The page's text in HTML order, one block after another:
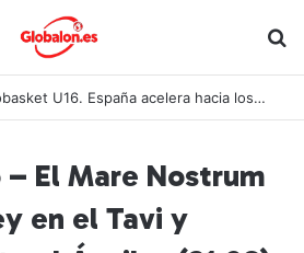
::Baloncesto – Eurobasket U16. España acelera hacia los octavos tras una exhibición colectiva ante Georgia
– El Mare Nostrum
en el Tavi y